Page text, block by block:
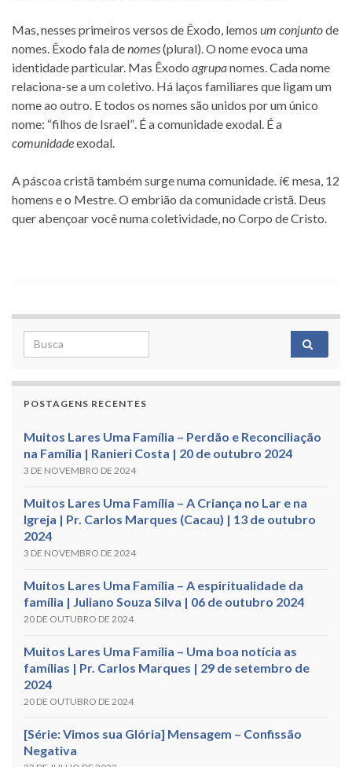
Mas, nesses primeiros versos de Êxodo, lemos um conjuntode
nomes. Êxodo fala denomes(plural). O nome evoca uma
identidade particular. Mas Êxodo agrupanomes. Cada nome
relaciona-se a um coletivo. Há laços familiares que ligam um
nome ao outro. E todos os nomes são unidos por um único
nome: “filhos de Israel”. É a comunidade exodal. É a
comunidadeexodal.
A páscoa cristã também surge numa comunidade. í€ mesa, 12
homens e o Mestre. O embrião da comunidade cristã. Deus
quer abençoar você numa coletividade, no Corpo de Cristo.
Search for:
POSTAGENS RECENTES
Muitos Lares Uma Família – Perdão e Reconciliação
na Família | Ranieri Costa | 20 de outubro 2024
3 DE NOVEMBRO DE 2024
Muitos Lares Uma Família – A Criança no Lar e na
Igreja | Pr. Carlos Marques (Cacau) | 13 de outubro
2024
3 DE NOVEMBRO DE 2024
Muitos Lares Uma Família – A espiritualidade da
família | Juliano Souza Silva | 06 de outubro 2024
20 DE OUTUBRO DE 2024
Muitos Lares Uma Família – Uma boa notícia as
famílias | Pr. Carlos Marques | 29 de setembro de
2024
20 DE OUTUBRO DE 2024
[Série: Vimos sua Glória] Mensagem – Confissão
Negativa